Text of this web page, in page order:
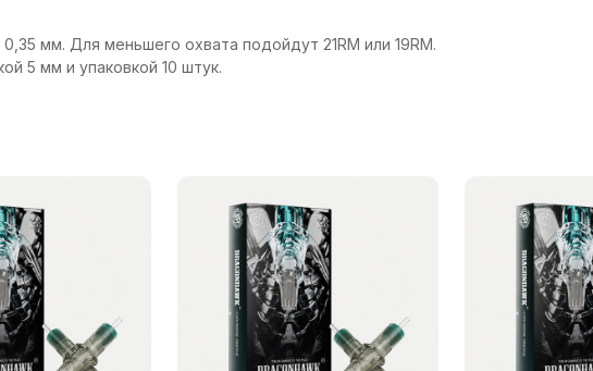
мм. Для меньшего охвата подойдут 21RM или 19RM.
5 мм и упаковкой 10 штук.